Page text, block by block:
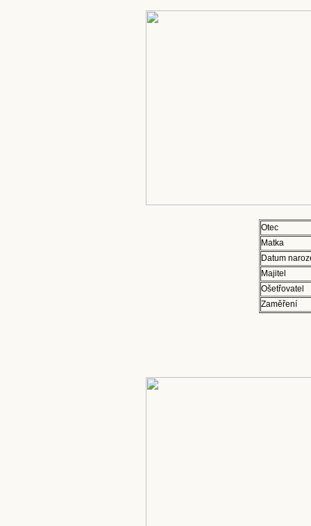
Otec
Matka
Datum
Majitel
Ošetřovatel
Zaměření